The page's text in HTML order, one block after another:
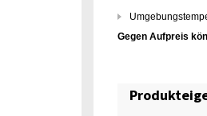
Gegen Aufpreis